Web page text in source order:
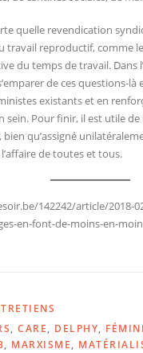
quelle revendication
travail reproductif, comme
du temps de travail. Dans
de ces questions-là
existants et en
sein. Pour finir, il est utile
qu’assigné
de toutes et tous.
142242/article/2018-
en-font-de-moins-en-moin
,CARE, DELPHY,
, MARXISME,